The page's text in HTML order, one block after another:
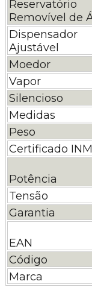
Reservatório
Removível de
Dispensador
Ajustável
Moedor
Vapor
Silencioso
Medidas
Peso
Certificado
Potência
Tensão
Garantia
EAN
Código
Marca